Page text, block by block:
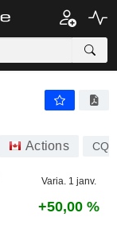
Actions CQR
Varia. 1 janv.
+50,00 %